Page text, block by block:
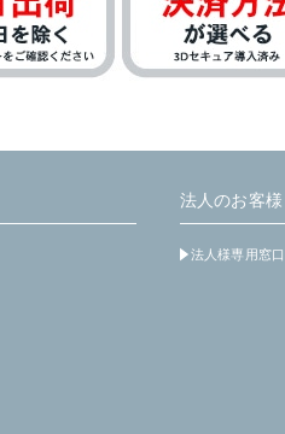
法人のお客様
法人様専用窓口